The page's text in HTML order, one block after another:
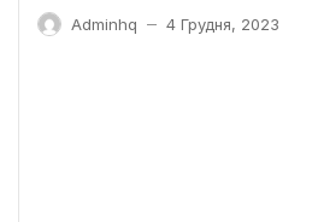
Adminhq — 4 Грудня, 2023